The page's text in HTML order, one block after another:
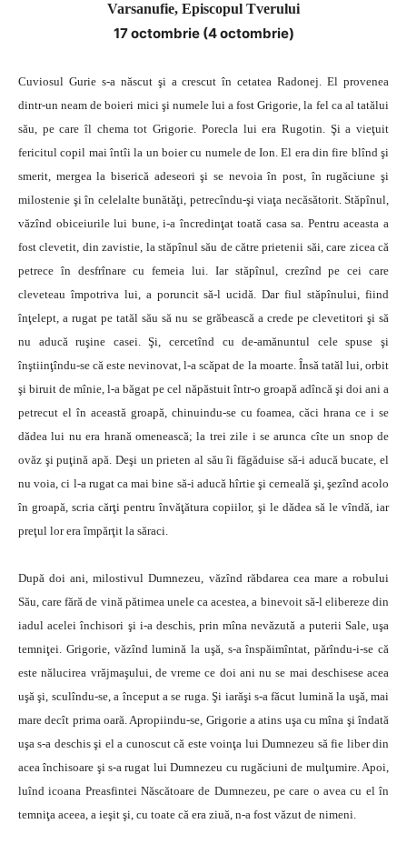
Varsanufie, Episcopul Tverului
17 octombrie (4 octombrie)
Cuviosul Gurie s-a născut şi a crescut în cetatea Radonej. El provenea
dintr-un neam de boieri mici şi numele lui a fost Grigorie, la fel ca al tatălui
său, pe care îl chema tot Grigorie. Porecla lui era Rugotin. Şi a vieţuit
fericitul copil mai întîi la un boier cu numele de Ion. El era din fire blînd şi
smerit, mergea la biserică adeseori şi se nevoia în post, în rugăciune şi
milostenie şi în celelalte bunătăţi, petrecîndu-şi viaţa necăsătorit. Stăpînul,
văzînd obiceiurile lui bune, i-a încredinţat toată casa sa. Pentru aceasta a
fost clevetit, din zavistie, la stăpînul său de către prietenii săi, care zicea că
petrece în desfrînare cu femeia lui. Iar stăpînul, crezînd pe cei care
cleveteau împotriva lui, a poruncit să-l ucidă. Dar fiul stăpînului, fiind
înţelept, a rugat pe tatăl său să nu se grăbească a crede pe clevetitori şi să
nu aducă ruşine casei. Şi, cercetînd cu de-amănuntul cele spuse şi
înştiinţîndu-se că este nevinovat, l-a scăpat de la moarte. Însă tatăl lui, orbit
şi biruit de mînie, l-a băgat pe cel năpăstuit într-o groapă adîncă şi doi ani a
petrecut el în această groapă, chinuindu-se cu foamea, căci hrana ce i se
dădea lui nu era hrană omenească; la trei zile i se arunca cîte un snop de
ovăz şi puţină apă. Deşi un prieten al său îi făgăduise să-i aducă bucate, el
nu voia, ci l-a rugat ca mai bine să-i aducă hîrtie şi cerneală şi, şezînd acolo
în groapă, scria cărţi pentru învăţătura copiilor, şi le dădea să le vîndă, iar
preţul lor era împărţit la săraci.
După doi ani, milostivul Dumnezeu, văzînd răbdarea cea mare a robului
Său, care fără de vină pătimea unele ca acestea, a binevoit să-l elibereze din
iadul acelei închisori şi i-a deschis, prin mîna nevăzută a puterii Sale, uşa
temniţei. Grigorie, văzînd lumină la uşă, s-a înspăimîntat, părîndu-i-se că
este nălucirea vrăjmaşului, de vreme ce doi ani nu se mai deschisese acea
uşă şi, sculîndu-se, a început a se ruga. Şi iarăşi s-a făcut lumină la uşă, mai
mare decît prima oară. Apropiindu-se, Grigorie a atins uşa cu mîna şi îndată
uşa s-a deschis şi el a cunoscut că este voinţa lui Dumnezeu să fie liber din
acea închisoare şi s-a rugat lui Dumnezeu cu rugăciuni de mulţumire. Apoi,
luînd icoana Preasfintei Născătoare de Dumnezeu, pe care o avea cu el în
temniţa aceea, a ieşit şi, cu toate că era ziuă, n-a fost văzut de nimeni.